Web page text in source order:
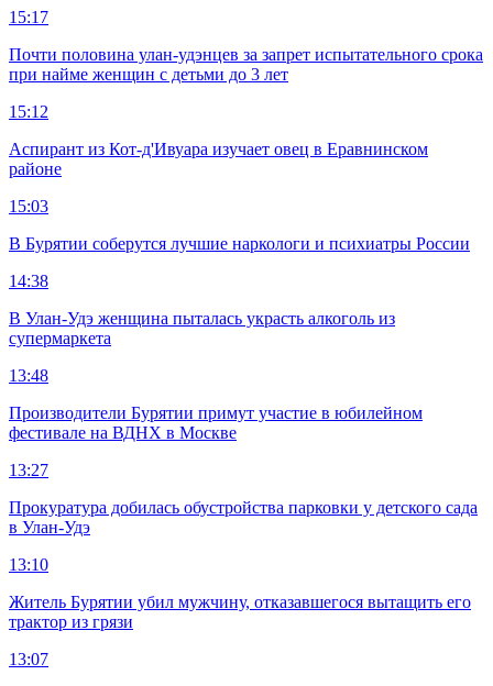
15:17
Почти половина улан-удэнцев за запрет испытательного срока
при найме женщин с детьми до 3 лет
15:12
Аспирант из Кот-д'Ивуара изучает овец в Еравнинском
районе
15:03
В Бурятии соберутся лучшие наркологи и психиатры России
14:38
В Улан-Удэ женщина пыталась украсть алкоголь из
супермаркета
13:48
Производители Бурятии примут участие в юбилейном
фестивале на ВДНХ в Москве
13:27
Прокуратура добилась обустройства парковки у детского сада
в Улан-Удэ
13:10
Житель Бурятии убил мужчину, отказавшегося вытащить его
трактор из грязи
13:07